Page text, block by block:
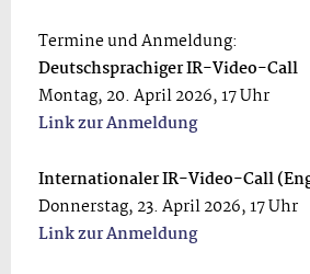
Termine und Anmeldung:
Deutschsprachiger IR-Video-Call
Montag, 20. April 2026, 17 Uhr
Link zur Anmeldung
Internationaler IR-Video-Call
Donnerstag, 23. April 2026, 17 Uhr
Link zur Anmeldung